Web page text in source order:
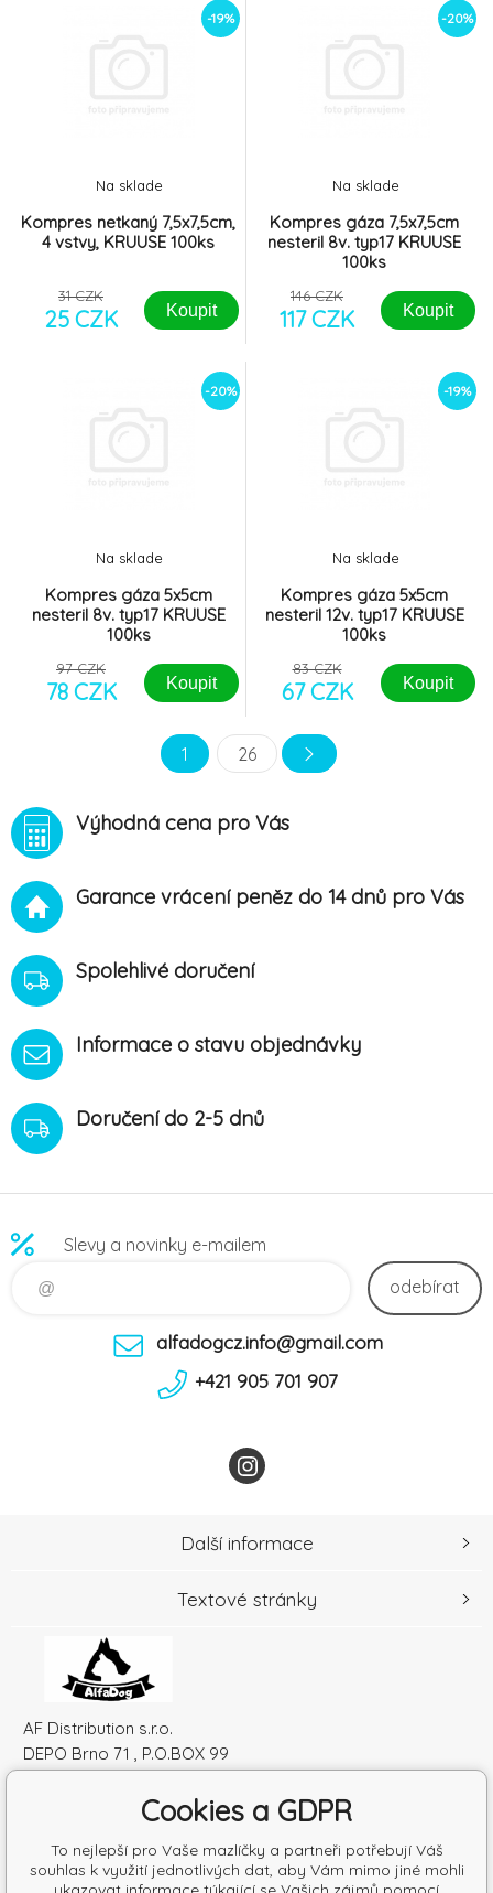
-19%
Kompres netkaný 7,5x7,5cm,
4 vstvy, KRUUSE 100ks
Na sklade
31 CZK
25 CZK Koupit
-20%
Kompres gáza 7,5x7,5cm
nesteril 8v. typ17 KRUUSE
100ks
Na sklade
146 CZK
117 CZK Koupit
-20%
Kompres gáza 5x5cm
nesteril 8v. typ17 KRUUSE
100ks
Na sklade
97 CZK
78 CZK Koupit
-19%
Kompres gáza 5x5cm
nesteril 12v. typ17 KRUUSE
100ks
Na sklade
83 CZK
67 CZK Koupit
1 26
Výhodná cena pro Vás
Garance vrácení peněz do 14 dnů pro Vás
Spolehlivé doručení
Informace o stavu objednávky
Doručení do 2-5 dnů
Slevy a novinky e-mailem
odebírat
alfadogcz.info@gmail.com
+421 905 701 907
AF Distribution s.r.o.
DEPO Brno 71 , P.O.BOX 99
Česká republika
DIČ: SK2120864328
Další informace
Textové stránky
Cookies a GDPR
To nejlepší pro Vaše mazlíčky a partneři potřebují Váš
souhlas k využití jednotlivých dat, aby Vám mimo jiné mohli